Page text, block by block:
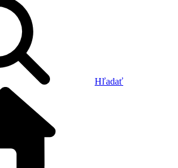
Hľadať